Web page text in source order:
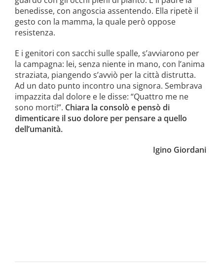
benedisse, con angoscia assentendo. Ella ripetè il
gesto con la mamma, la quale però oppose
resistenza.
E i genitori con sacchi sulle spalle, s’avviarono per
la campagna: lei, senza niente in mano, con l’anima
straziata, piangendo s’avviò per la città distrutta.
Ad un dato punto incontro una signora. Sembrava
impazzita dal dolore e le disse: “Quattro me ne
sono morti!”. Chiara la consolò e pensò di
dimenticare il suo dolore per pensare a quello
dell’umanità.
Igino Giordani